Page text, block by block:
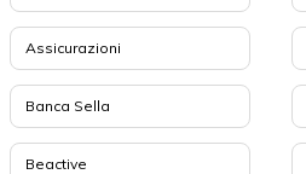
Assicurazioni
Banca Sella
Beactive